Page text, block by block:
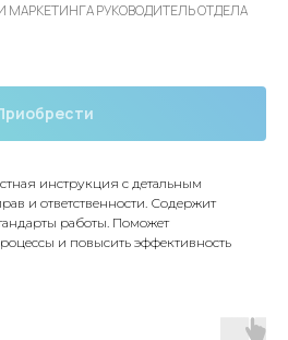
МАРКЕТИНГА РУКОВОДИТЕЛЬ ОТДЕЛА
инструкция с детальным
и ответственности. Содержит
работы. Поможет
и повысить эффективность